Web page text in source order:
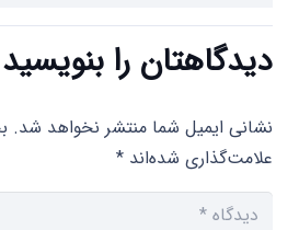
دیدگاهتان را بنویسید
نشانی ایمیل شما منتشر نخواهد شد.
علامت‌گذاری شده‌اند *